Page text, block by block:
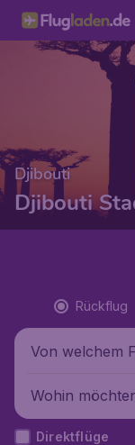
Djibouti
Djibouti
Rückflug
Von welchem
Wohin
Direktflüge